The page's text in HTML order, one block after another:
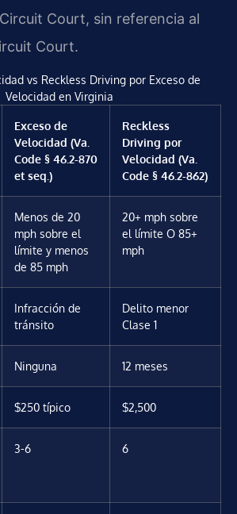
Court, sin referencia al
Court.
vs Reckless Driving por Exceso de
Velocidad en Virginia
Exceso de
Velocidad (Va.
Code § 46.2-870
et seq.)
Reckless
Driving por
Velocidad (Va.
Code § 46.2-862)
Menos de 20
mph sobre el
límite y menos
de 85 mph
20+ mph sobre
el límite O 85+
mph
Infracción de
tránsito
Delito menor
Clase 1
Ninguna 12 meses
$250 típico $2,500
3-6 6